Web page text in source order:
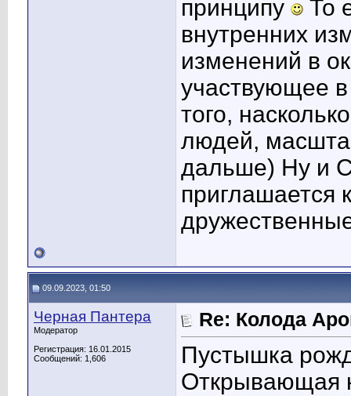
принципу
То
внутренних
изменений в
участвующее
того,
людей,
дальше) Ну и
приглашается
09.09.2023, 01:50
Черная Пантера
Модератор
Регистрация: 16.01.2015
Сообщений: 1,606
Re: Колода
Пустышка
Открывающая